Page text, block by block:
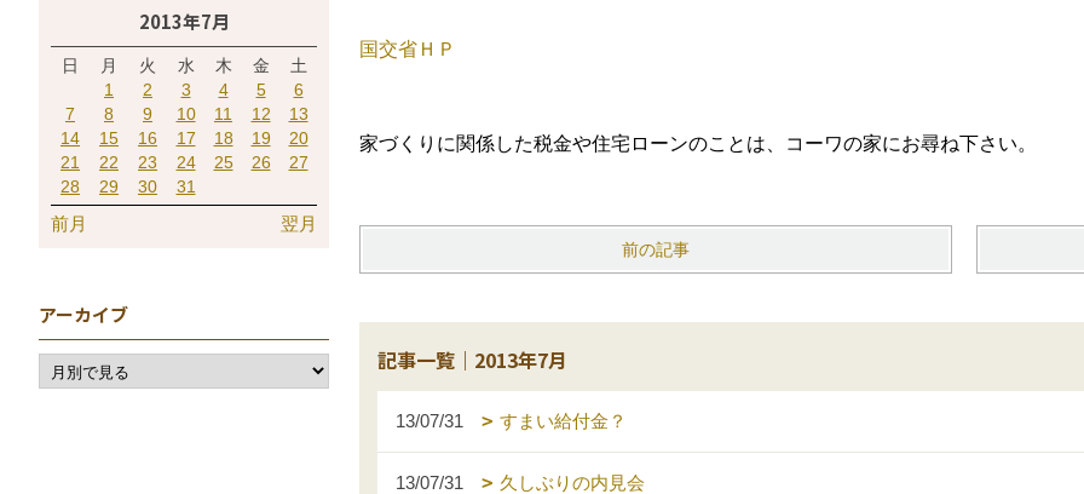
国交省ＨＰ
家づくりに関係した税金や住宅ローンのことは、コーワの家にお尋ね下さい。
前の記事
記事一覧｜2013年7月
13/07/31 すまい給付金？
13/07/31 久しぶりの内見会
2013年7月
日 月 火 水 木 金
土
1
2 3 4 5
6
7
8 9 10 11 12
13
14
15 16 17 18 19
20
21
22 23 24 25 26
27
28
29 30 31
前月 翌月
アーカイブ